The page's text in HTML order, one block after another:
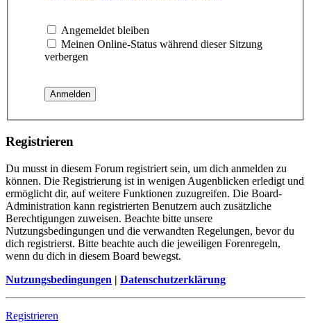
Angemeldet bleiben
Meinen Online-Status während dieser Sitzung
verbergen
Registrieren
Du musst in diesem Forum registriert sein, um dich anmelden zu
können. Die Registrierung ist in wenigen Augenblicken erledigt und
ermöglicht dir, auf weitere Funktionen zuzugreifen. Die Board-
Administration kann registrierten Benutzern auch zusätzliche
Berechtigungen zuweisen. Beachte bitte unsere
Nutzungsbedingungen und die verwandten Regelungen, bevor du
dich registrierst. Bitte beachte auch die jeweiligen Forenregeln,
wenn du dich in diesem Board bewegst.
Nutzungsbedingungen | Datenschutzerklärung
Registrieren